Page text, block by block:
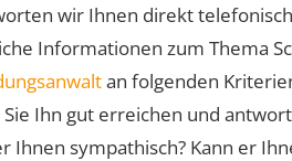
wir Ihnen direkt
Informationen zum Thema
an folgenden
Ihn gut erreichen und
Ihnen sympathisch? Kann er